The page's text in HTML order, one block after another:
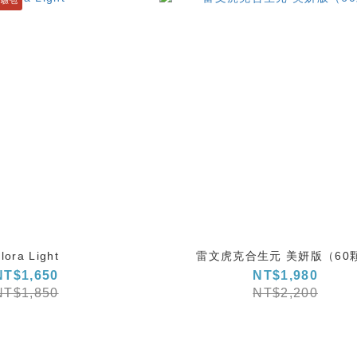
Light 雷文虎克合生元 美妍版（60
NT$1,980
NT$2,200